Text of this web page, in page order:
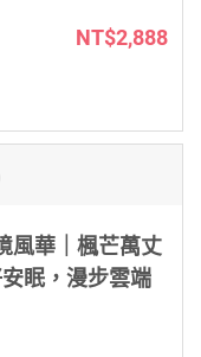
NT$2,888
風華｜楓芒萬丈
眠，漫步雲端